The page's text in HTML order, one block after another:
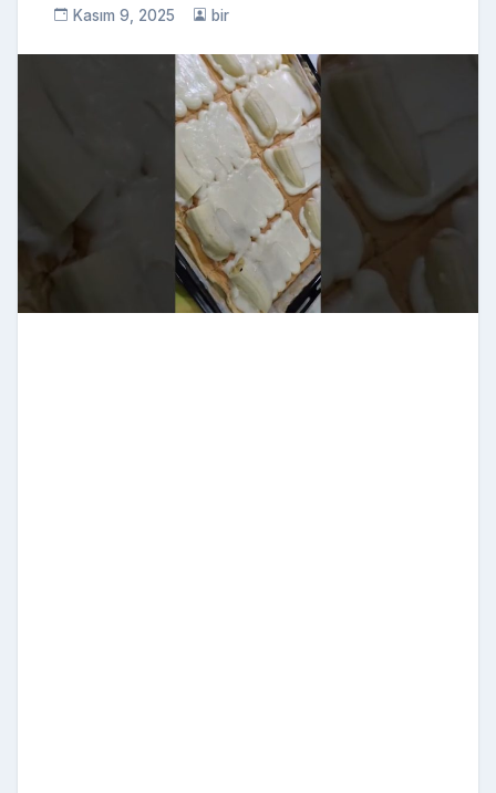
Kasım 9, 2025 bir